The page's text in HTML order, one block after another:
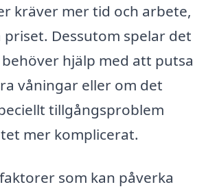
kräver mer tid och arbete,
priset. Dessutom spelar det
hjälp med att putsa
våningar eller om det
tillgångsproblem
mer komplicerat.
som kan påverka